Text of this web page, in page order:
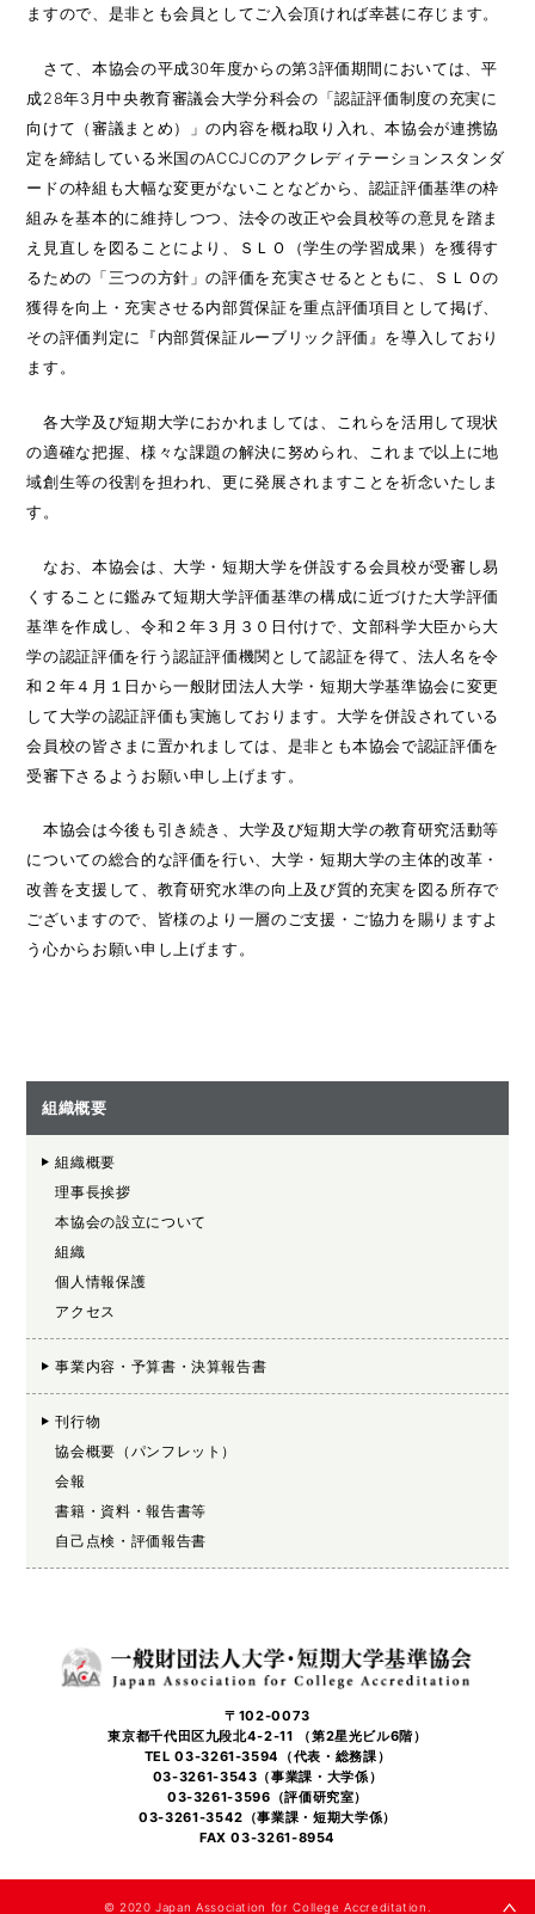
ますので、是非とも会員としてご入会頂ければ幸甚に存じます。
さて、本協会の平成30年度からの第3評価期間においては、平
成28年3月中央教育審議会大学分科会の「認証評価制度の充実に
向けて（審議まとめ）」の内容を概ね取り入れ、本協会が連携協
定を締結している米国のACCJCのアクレディテーションスタンダ
ードの枠組も大幅な変更がないことなどから、認証評価基準の枠
組みを基本的に維持しつつ、法令の改正や会員校等の意見を踏ま
え見直しを図ることにより、ＳＬＯ（学生の学習成果）を獲得す
るための「三つの方針」の評価を充実させるとともに、ＳＬＯの
獲得を向上・充実させる内部質保証を重点評価項目として掲げ、
その評価判定に『内部質保証ルーブリック評価』を導入しており
ます。
各大学及び短期大学におかれましては、これらを活用して現状
の適確な把握、様々な課題の解決に努められ、これまで以上に地
域創生等の役割を担われ、更に発展されますことを祈念いたしま
す。
なお、本協会は、大学・短期大学を併設する会員校が受審し易
くすることに鑑みて短期大学評価基準の構成に近づけた大学評価
基準を作成し、令和２年３月３０日付けで、文部科学大臣から大
学の認証評価を行う認証評価機関として認証を得て、法人名を令
和２年４月１日から一般財団法人大学・短期大学基準協会に変更
して大学の認証評価も実施しております。大学を併設されている
会員校の皆さまに置かれましては、是非とも本協会で認証評価を
受審下さるようお願い申し上げます。
本協会は今後も引き続き、大学及び短期大学の教育研究活動等
についての総合的な評価を行い、大学・短期大学の主体的改革・
改善を支援して、教育研究水準の向上及び質的充実を図る所存で
ございますので、皆様のより一層のご支援・ご協力を賜りますよ
う心からお願い申し上げます。
組織概要
組織概要
理事長挨拶
本協会の設立について
組織
個人情報保護
アクセス
事業内容・予算書・決算報告書
刊行物
協会概要（パンフレット）
会報
書籍・資料・報告書等
自己点検・評価報告書
〒102-0073
東京都千代田区九段北4-2-11 （第2星光ビル6階）
TEL 03-3261-3594（代表・総務課）
03-3261-3543（事業課・大学係）
03-3261-3596（評価研究室）
03-3261-3542（事業課・短期大学係）
FAX 03-3261-8954
©️ 2020 Japan Association for College Accreditation.